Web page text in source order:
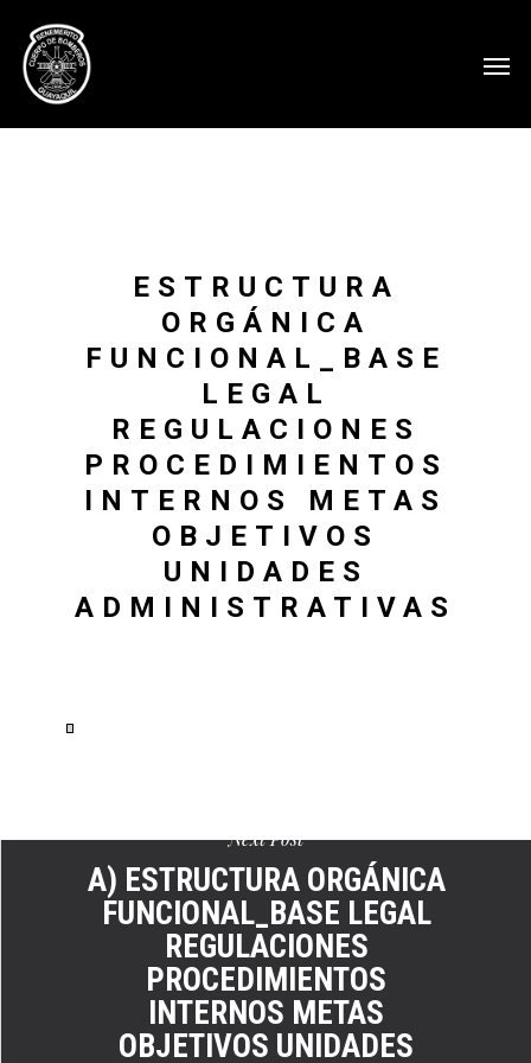
ESTRUCTURA
ORGÁNICA
FUNCIONAL_BASE
LEGAL
REGULACIONES
PROCEDIMIENTOS
INTERNOS METAS
OBJETIVOS
UNIDADES
ADMINISTRATIVAS
Next Post
A) ESTRUCTURA ORGÁNICA
FUNCIONAL_BASE LEGAL
REGULACIONES
PROCEDIMIENTOS
INTERNOS METAS
OBJETIVOS UNIDADES